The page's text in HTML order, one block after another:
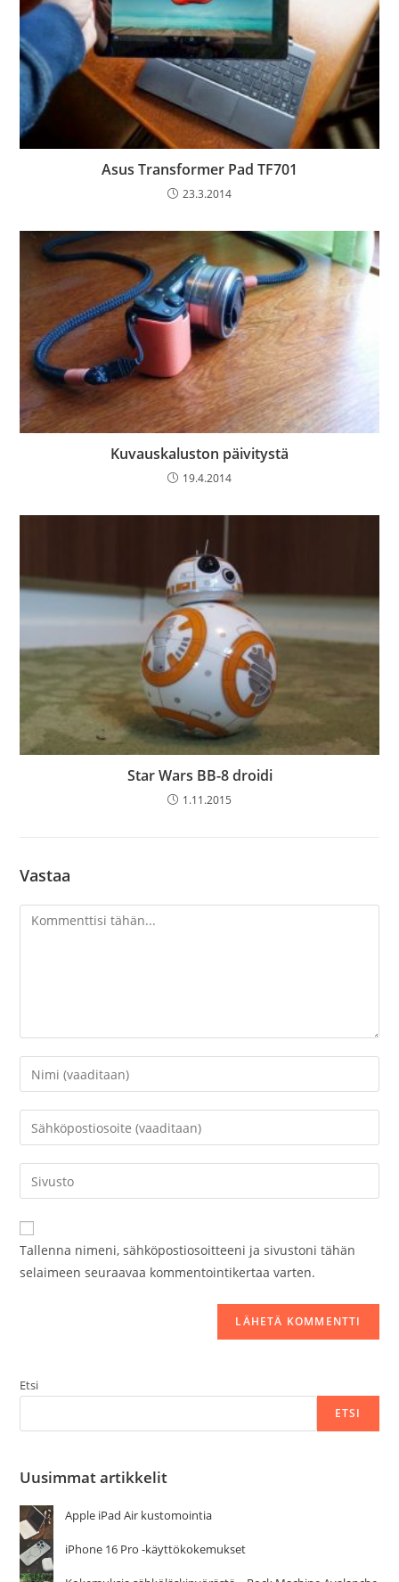
Asus Transformer Pad TF701
23.3.2014
Kuvauskaluston päivitystä
19.4.2014
Star Wars BB-8 droidi
1.11.2015
Vastaa
Kommentti
Kirjoita
nimesi
tai
käyttäjätunnuksesi
Kirjoita
sähköpostiosoitteesi
kommentoidaksesi
Kirjoita
sivustosi
verkko-
osoite/URL
Tallenna nimeni, sähköpostiosoitteeni ja sivustoni tähän
selaimeen seuraavaa kommentointikertaa varten.
Etsi
ETSI
Uusimmat artikkelit
Apple iPad Air kustomointia
iPhone 16 Pro -käyttökokemukset